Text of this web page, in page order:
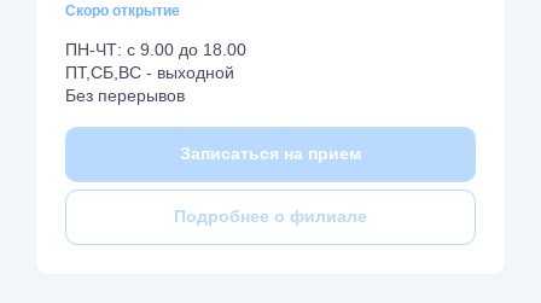
Скоро открытие
ПН-ЧТ: с 9.00 до 18.00
ПТ,СБ,ВС - выходной
Без перерывов
Записаться на прием
Подробнее о филиале